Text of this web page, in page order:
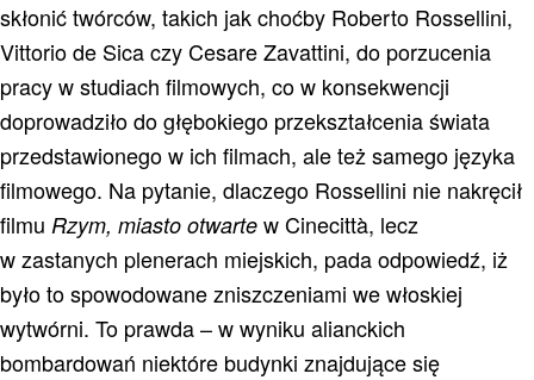
skłonić twórców, takich jak choćby Roberto Rossellini,
Vittorio de Sica czy Cesare Zavattini, do porzucenia
pracy w studiach filmowych, co w konsekwencji
doprowadziło do głębokiego przekształcenia świata
przedstawionego w ich filmach, ale też samego języka
filmowego. Na pytanie, dlaczego Rossellini nie nakręcił
filmu Rzym, miasto otwarte w Cinecittà, lecz
w zastanych plenerach miejskich, pada odpowiedź, iż
było to spowodowane zniszczeniami we włoskiej
wytwórni. To prawda – w wyniku alianckich
bombardowań niektóre budynki znajdujące się